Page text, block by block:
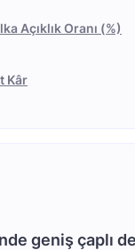
Açıklık Oranı (%)
Kâr
geniş çaplı